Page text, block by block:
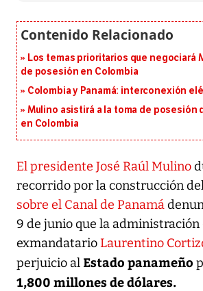
Los temas prioritarios que negociará
de posesión en Colombia
Colombia y Panamá: interconexión
Mulino asistirá a la toma de posesión
en Colombia
El presidente José Raúl Mulino
recorrido por la construcción
sobre el Canal de Panamá
9 de junio que la administración
exmandatarioLaurentino
perjuicio al Estado panameño
1,800 millones de dólares.